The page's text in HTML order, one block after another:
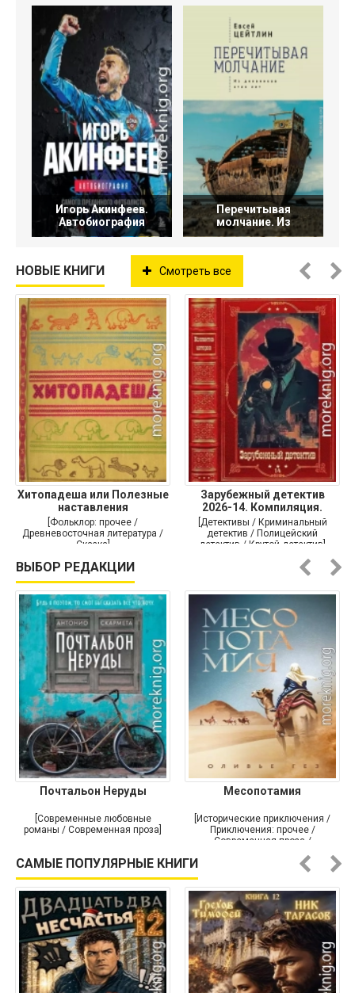
Игорь Акинфеев.
Автобиография
Перечитывая
молчание. Из
НОВЫЕ КНИГИ Смотреть все
Хитопадеша или Полезные
наставления
[Фольклор: прочее /
Древневосточная литература /
Сказка]
Зарубежный детектив
2026-14. Компиляция.
Книги
[Детективы / Криминальный
детектив / Полицейский
детектив / Крутой детектив]
ВЫБОР РЕДАКЦИИ
Почтальон Неруды
[Современные любовные
романы / Современная проза]
Месопотамия
[Исторические приключения /
Приключения: прочее /
Современная проза /
САМЫЕ ПОПУЛЯРНЫЕ КНИГИ